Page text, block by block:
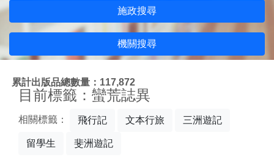
施政搜尋
機關搜尋
累計出版品總數量：117,872
目前標籤：蠻荒誌異
相關標籤： 飛行記 文本行旅 三洲遊記
留學生 斐洲遊記